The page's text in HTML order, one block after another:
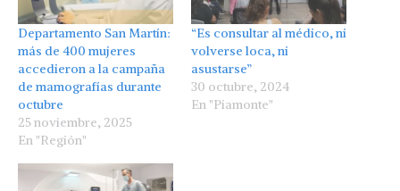
Departamento San Martín:
más de 400 mujeres
accedieron a la campaña
de mamografías durante
octubre
25 noviembre, 2025
En "Región"
“Es consultar al médico, ni
volverse loca, ni
asustarse”
30 octubre, 2024
En "Piamonte"